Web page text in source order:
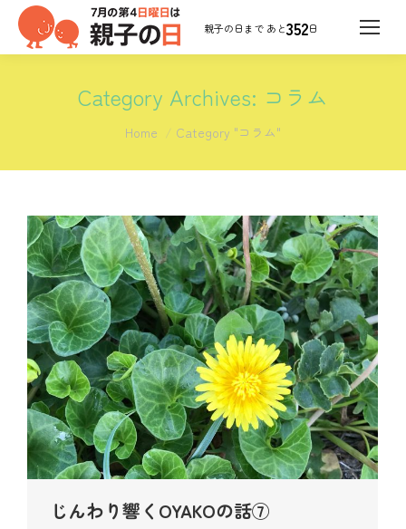
352日
Category Archives: コラム
You are here:
Home Category "コラム"
じんわり響くOYAKOの話⑦